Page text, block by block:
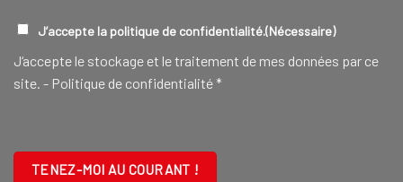
RGPD(NÉCESSAIRE)
J’accepte la politique de confidentialité.(Nécessaire)
J‘accepte le stockage et le traitement de mes données par ce
site. - Politique de confidentialité*